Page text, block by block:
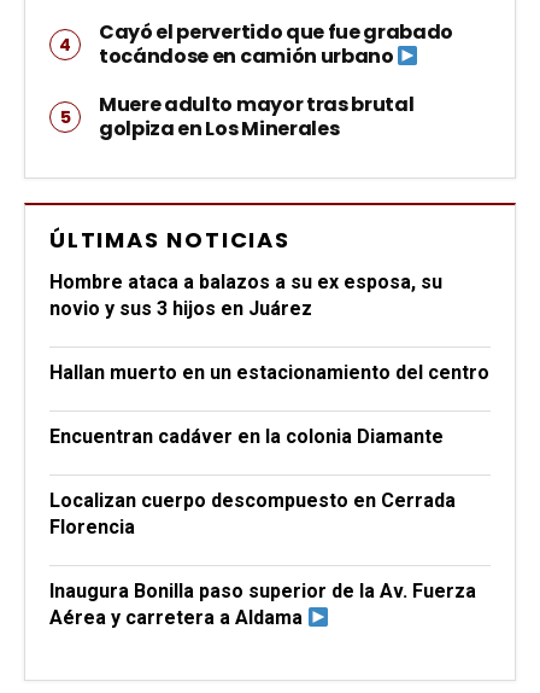
Cayó el pervertido que fue grabado
tocándose en camión urbano
Muere adulto mayor tras brutal
golpiza en Los Minerales
ÚLTIMAS NOTICIAS
Hombre ataca a balazos a su ex esposa, su
novio y sus 3 hijos en Juárez
Hallan muerto en un estacionamiento del centro
Encuentran cadáver en la colonia Diamante
Localizan cuerpo descompuesto en Cerrada
Florencia
Inaugura Bonilla paso superior de la Av. Fuerza
Aérea y carretera a Aldama